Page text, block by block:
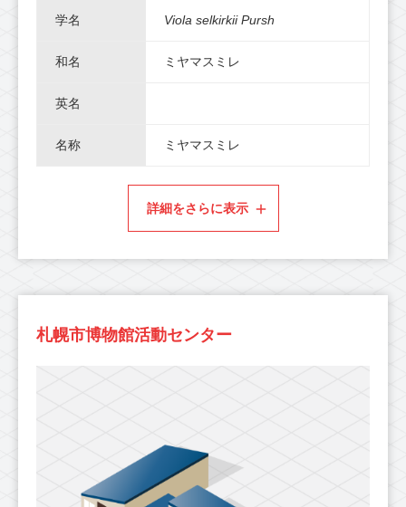
学名 Viola selkirkii Pursh
和名 ミヤマスミレ
英名
名称 ミヤマスミレ
詳細をさらに表示
札幌市博物館活動センター